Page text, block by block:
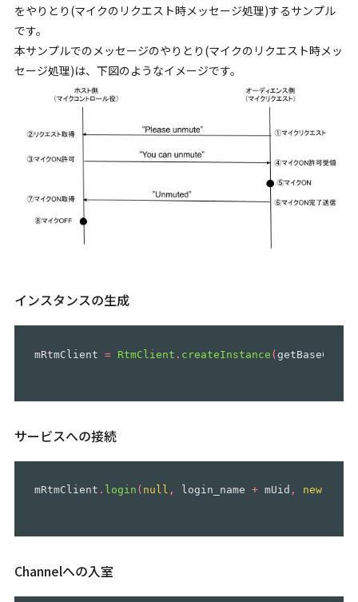
をやりとり(マイクのリクエスト時メッセージ処理)するサンプル
です。
本サンプルでのメッセージのやりとり(マイクのリクエスト時メッ
セージ処理)は、下図のようなイメージです。
インスタンスの生成
mRtmClient = RtmClient . createInstance (
サービスへの接続
mRtmClient . login ( null , login_name + mUid , new
Channelへの入室